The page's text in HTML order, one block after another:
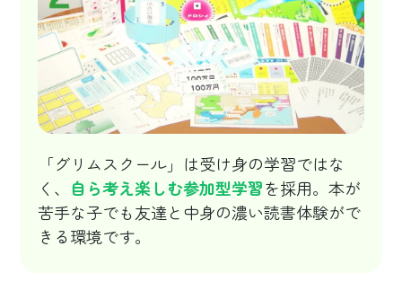
「グリムスクール」は受け身の学習ではな
く、 自ら考え楽しむ参加型学習を採用。本が
苦手な子でも友達と中身の濃い読書体験がで
きる環境です。